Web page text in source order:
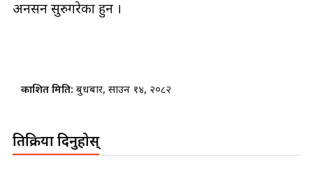
अनसन सुरुगरेका हुन ।
प्रकाशित मिति: बुधबार, साउन १४, २०८२
प्रतिक्रिया दिनुहोस्